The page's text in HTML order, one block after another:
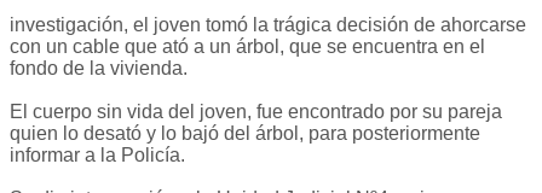
investigación, el joven tomó la trágica decisión de ahorcarse
con un cable que ató a un árbol, que se encuentra en el
fondo de la vivienda.
El cuerpo sin vida del joven, fue encontrado por su pareja
quien lo desató y lo bajó del árbol, para posteriormente
informar a la Policía.